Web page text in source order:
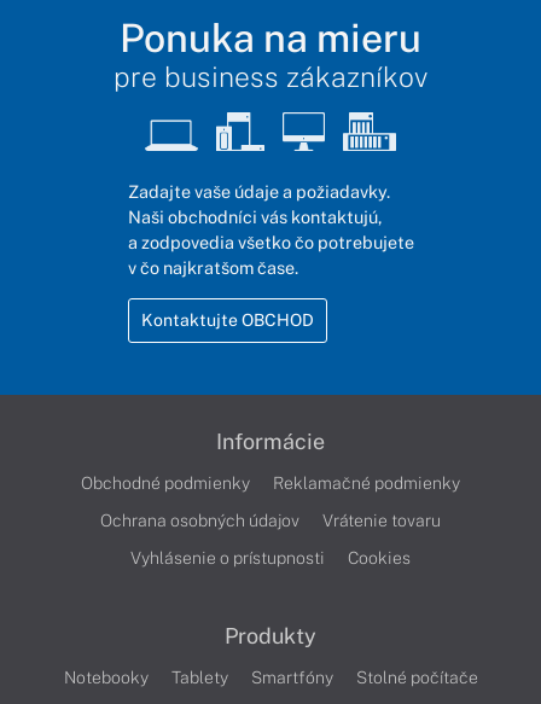
Ponuka na mieru
pre business zákazníkov
Zadajte vaše údaje a požiadavky.
Naši obchodníci vás kontaktujú,
a zodpovedia všetko čo potrebujete
v čo najkratšom čase.
Kontaktujte OBCHOD
Informácie
Obchodné podmienky
Reklamačné podmienky
Ochrana osobných údajov
Vrátenie tovaru
Vyhlásenie o prístupnosti
Cookies
Produkty
Notebooky Tablety Smartfóny
Stolné počítače